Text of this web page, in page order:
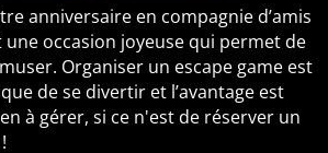
anniversaire en compagnie d’amis
une occasion joyeuse qui permet de
Organiser un escape game est
de se divertir et l’avantage est
à gérer, si ce n'est de réserver un